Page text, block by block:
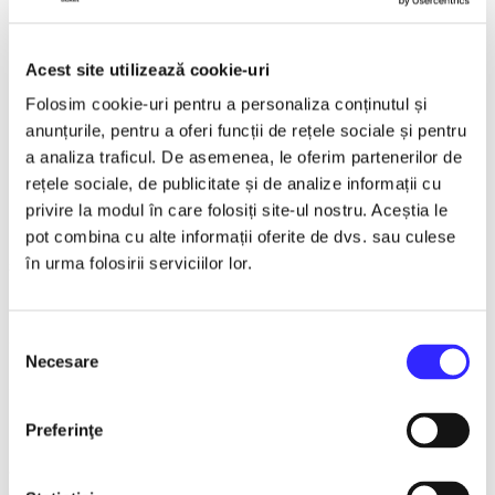
Acest site utilizează cookie-uri
Folosim cookie-uri pentru a personaliza conținutul și
anunțurile, pentru a oferi funcții de rețele sociale și pentru
a analiza traficul. De asemenea, le oferim partenerilor de
rețele sociale, de publicitate și de analize informații cu
privire la modul în care folosiți site-ul nostru. Aceștia le
pot combina cu alte informații oferite de dvs. sau culese
în urma folosirii serviciilor lor.
consimțământului
Necesare
Preferinţe
🎭 COMEDIE LA MAXIM! 🎭
Turneul Național Muzical GOLD MUSIC 2026 – O seară de
neuitat!
26 Octombrie 2026 ora 19:00
Casa de Cultura a Sindicatelor Oradea
Pregătește-te pentru un spectacol plin de voie bună, energie
și momente memorabile alături de doi dintre cei mai îndrăgiți
🎤 Momente spectaculoase
Un show construit pentru publicul care iubește umorul
specială cu artiști care au scris istorie în divertismentul